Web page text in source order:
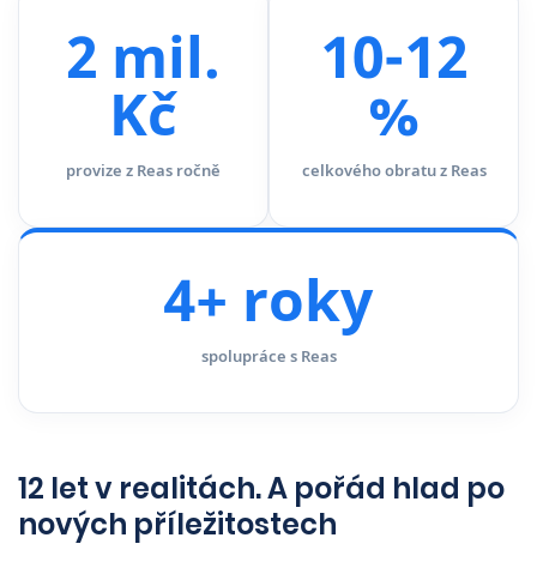
2 mil.
Kč
provize z Reas ročně
10-12
%
celkového obratu z Reas
4+ roky
spolupráce s Reas
12 let v realitách. A pořád hlad po
nových příležitostech